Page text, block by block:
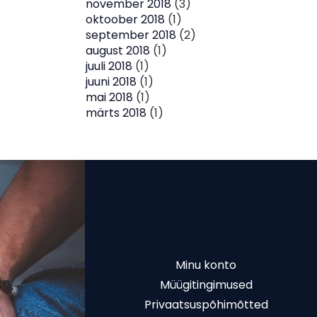
november 2018 (3)
oktoober 2018 (1)
september 2018 (2)
august 2018 (1)
juuli 2018 (1)
juuni 2018 (1)
mai 2018 (1)
märts 2018 (1)
Minu konto
Müügitingimused
Privaatsuspõhimõtted